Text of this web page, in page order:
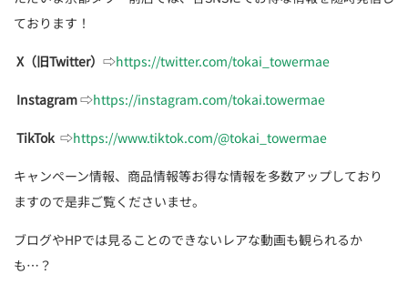
ております！
X（旧Twitter） ⇨https://twitter.com/tokai_towermae
Instagram⇨https://instagram.com/tokai.towermae
TikTok ⇨https://www.tiktok.com/@tokai_towermae
キャンペーン情報、商品情報等お得な情報を多数アップしており
ますので是非ご覧くださいませ。
ブログやHPでは見ることのできないレアな動画も観られるか
も…？